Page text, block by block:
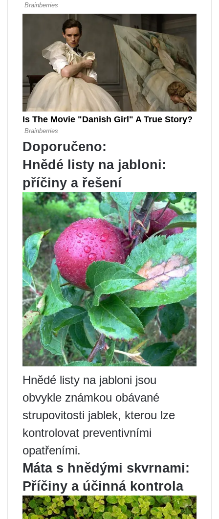
Doporučeno:
Hnědé listy na jabloni:
příčiny a řešení
Hnědé listy na jabloni jsou
obvykle známkou obávané
strupovitosti jablek, kterou lze
kontrolovat preventivními
opatřeními.
Máta s hnědými skvrnami:
Příčiny a účinná kontrola